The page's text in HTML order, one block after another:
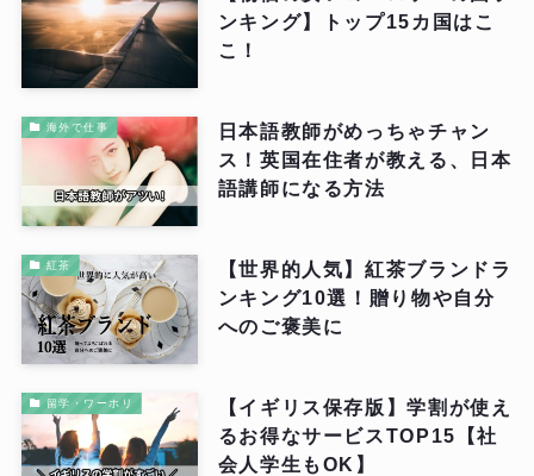
ンキング】トップ15カ国はこ
こ！
海外で仕事
日本語教師がめっちゃチャン
ス！英国在住者が教える、日本
語講師になる方法
紅茶
【世界的人気】紅茶ブランドラ
ンキング10選！贈り物や自分
へのご褒美に
留学・ワーホリ
【イギリス保存版】学割が使え
るお得なサービスTOP15【社
会人学生もOK】